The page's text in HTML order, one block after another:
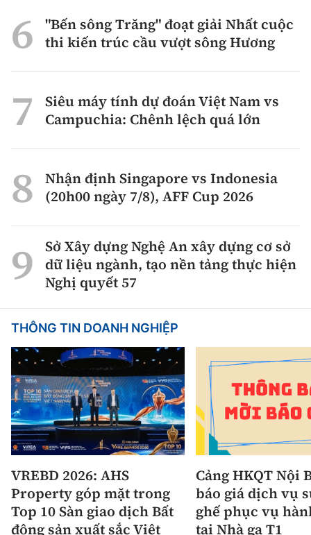
"Bến sông Trăng" đoạt giải Nhất cuộc
thi kiến trúc cầu vượt sông Hương
Siêu máy tính dự đoán Việt Nam vs
Campuchia: Chênh lệch quá lớn
Nhận định Singapore vs Indonesia
(20h00 ngày 7/8), AFF Cup 2026
Sở Xây dựng Nghệ An xây dựng cơ sở
dữ liệu ngành, tạo nền tảng thực hiện
Nghị quyết 57
THÔNG TIN DOANH NGHIỆP
VREBD 2026: AHS
Property góp mặt trong
Top 10 Sàn giao dịch Bất
động sản xuất sắc Việt
Cảng HKQT Nội
báo giá dịch vụ
ghế phục vụ
tại Nhà ga T1